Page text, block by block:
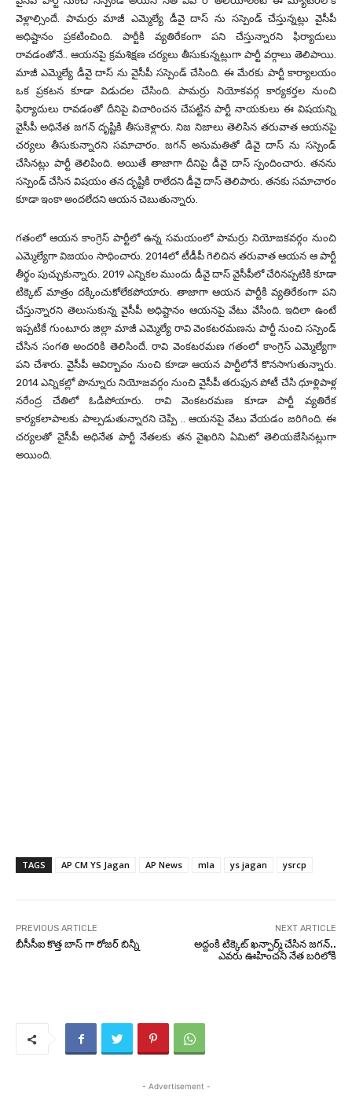
వెళ్లాల్సిందే. పామర్రు మాజీ ఎమ్మెల్యే డీవై దాస్ ను సస్పెండ్ చేస్తున్నట్లు వైసీపీ
అధిష్టానం ప్రకటించింది. పార్టీకి వ్యతిరేకంగా పని చేస్తున్నారని ఫిర్యాదులు
రావడంతోనే.. ఆయనపై క్రమశిక్షణ చర్యలు తీసుకున్నట్లుగా పార్టీ వర్గాలు తెలిపాయి.
మాజీ ఎమ్మెల్యే డీవై దాస్ ను వైసీపీ సస్పెండ్ చేసింది. ఈ మేరకు పార్టీ కార్యాలయం
ఒక ప్రకటన కూడా విడుదల చేసింది. పామర్రు నియోకవర్గ కార్యకర్తల నుంచి
ఫిర్యాదులు రావడంతో దీనిపై విచారించన చేపట్టిన పార్టీ నాయకులు ఈ విషయన్ని
వైసీపీ అధినేత జగన్ దృష్టికి తీసుకెళ్లారు. నిజ నిజాలు తెలిసిన తరువాత ఆయనపై
చర్యలు తీసుకున్నారని సమాచారం. జగన్ అనుమతితో డివై దాస్ ను సస్పెండ్
చేసినట్లు పార్టీ తెలిపింది. అయితే తాజాగా దీనిపై డీవై దాస్ స్పందించారు. తనను
సస్పెండ్ చేసిన విషయం తన దృష్టికి రాలేదని డీవై దాస్ తెలిపారు. తనకు సమాచారం
కూడా ఇంకా అందలేదని ఆయన చెబుతున్నారు.
గతంలో ఆయన కాంగ్రెస్ పార్టీలో ఉన్న సమయంలో పామర్రు నియోజకవర్గం నుంచి
ఎమ్మెల్యేగా విజయం సాధించారు. 2014లో టీడీపీ గెలిచిన తరువాత ఆయన ఆ పార్టీ
తీర్థం పుచ్చుకున్నారు. 2019 ఎన్నికల ముందు డీవై దాస్ వైసీపీలో చేరినప్పటికి కూడా
టిక్కెట్ మాత్రం దక్కించుకోలేకపోయారు. తాజాగా ఆయన పార్టీకి వ్యతిరేకంగా పని
చేస్తున్నారని తెలుసుకున్న వైసీపీ అధిష్టానం ఆయనపై వేటు వేసింది. ఇదిలా ఉంటే
ఇప్పటికే గుంటూరు జిల్లా మాజీ ఎమ్మెల్యే రావి వెంకటరమణను పార్టీ నుంచి సస్పెండ్
చేసిన సంగతి అందరికి తెలిసిందే. రావి వెంకటరమణ గతంలో కాంగ్రెస్ ఎమ్మెల్యేగా
పని చేశారు. వైసీపీ ఆవిర్బావం నుంచి కూడా ఆయన పార్టీలోనే కొనసాగుతున్నారు.
2014 ఎన్నికల్లో పొన్నూరు నియోజవర్గం నుంచి వైసీపీ తరుఫున పోటీ చేసి ధూళ్లిపాళ్ల
నరేంద్ర చేతిలో ఓడిపోయారు. రావి వెంకటరమణ కూడా పార్టీ వ్యతిరేక
కార్యకలాపాలకు పాల్పడుతున్నారని చెప్పి .. ఆయనపై వేటు వేయడం జరిగింది. ఈ
చర్యలతో వైసీపీ అధినేత పార్టీ నేతలకు తన వైఖరిని ఏమిటో తెలియజేసినట్లుగా
అయింది.
TAGS AP CM YS Jagan AP News mla ys jagan ysrcp
PREVIOUS ARTICLE
బీసీసీఐ కొత్త బాస్ గా రోజర్ బిన్నీ
NEXT ARTICLE
అద్దంకి టిక్కెట్ ఖన్ఫార్మ్ చేసిన జగన్..
ఎవరు ఊహించని నేత బరిలోకి
- Advertisement -